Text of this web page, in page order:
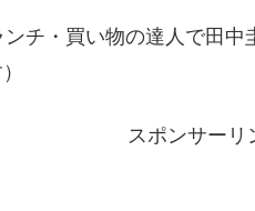
チ・買い物の達人で田
スポンサーリ